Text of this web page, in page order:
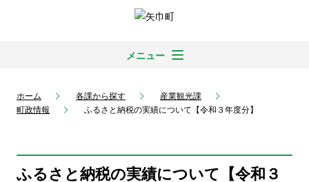
メニュー
ホーム 各課から探す
産業観光課
町政情報
ふるさと納税の実績について【令和３年度分】
ふるさと納税の実績について【令和３